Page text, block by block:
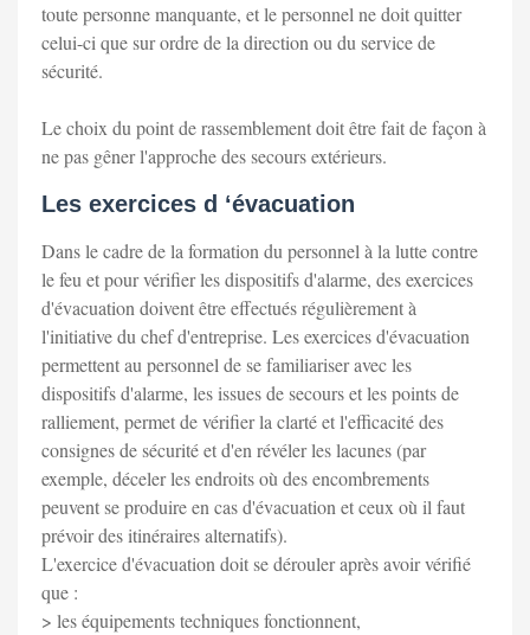
toute personne manquante, et le personnel ne doit quitter
celui-ci que sur ordre de la direction ou du service de
sécurité.
Le choix du point de rassemblement doit être fait de façon à
ne pas gêner l'approche des secours extérieurs.
Les exercices d ‘évacuation
Dans le cadre de la formation du personnel à la lutte contre
le feu et pour vérifier les dispositifs d'alarme, des exercices
d'évacuation doivent être effectués régulièrement à
l'initiative du chef d'entreprise. Les exercices d'évacuation
permettent au personnel de se familiariser avec les
dispositifs d'alarme, les issues de secours et les points de
ralliement, permet de vérifier la clarté et l'efficacité des
consignes de sécurité et d'en révéler les lacunes (par
exemple, déceler les endroits où des encombrements
peuvent se produire en cas d'évacuation et ceux où il faut
prévoir des itinéraires alternatifs).
L'exercice d'évacuation doit se dérouler après avoir vérifié
que :
> les équipements techniques fonctionnent,